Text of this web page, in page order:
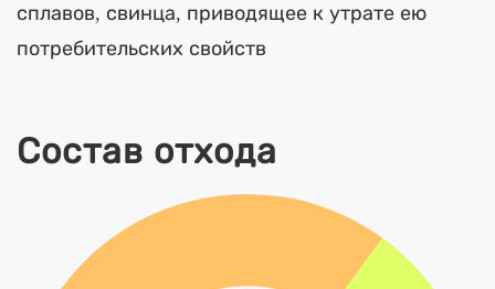
сплавов, свинца, приводящее к утрате ею
потребительских свойств
Состав отхода